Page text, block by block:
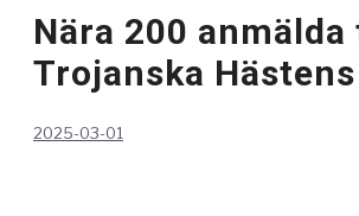
Nära 200
Trojanska Hästens
2025-03-01